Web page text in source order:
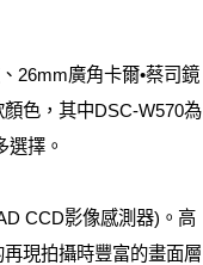
26mm廣角卡爾•蔡司鏡
色，其中DSC-W570為
擇。
CCD影像感測器)。高
現拍攝時豐富的畫面層